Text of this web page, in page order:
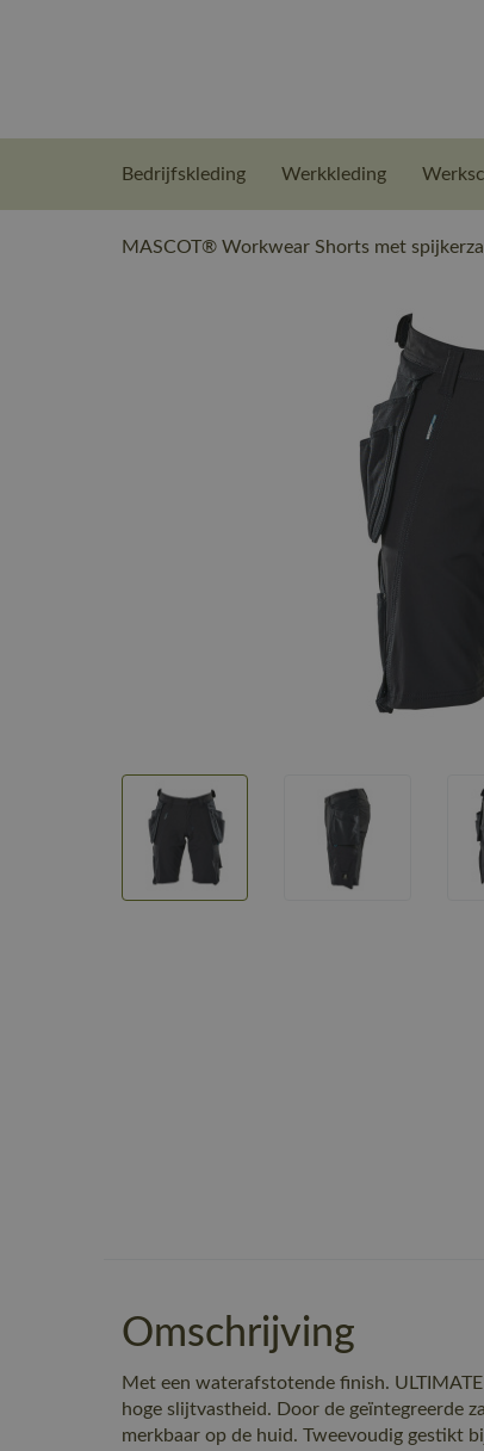
Bedrijfskleding Werkkleding
MASCOT® Workwear Shorts met
Omschrijving
Met een waterafstotende finish.
hoge slijtvastheid. Door de geïntegreerde
merkbaar op de huid. Tweevoudig gestikt